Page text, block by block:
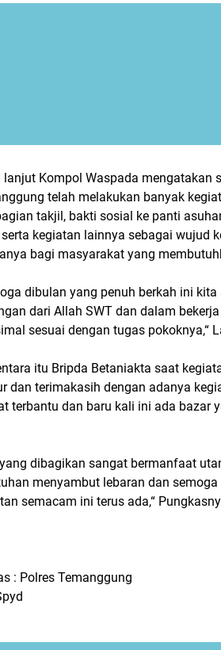
lanjut Kompol Waspada mengatakan
telah melakukan banyak
takjil, bakti sosial ke panti
kegiatan lainnya sebagai wujud
bagi masyarakat yang
dibulan yang penuh berkah ini
dari Allah SWT dan dalam
sesuai dengan tugas pokoknya,“
itu Bripda Betaniakta saat
dan terimakasih dengan adanya
terbantu dan baru kali ini ada bazar
dibagikan sangat bermanfaat
menyambut lebaran dan
semacam ini terus ada,“
: Polres Temanggung